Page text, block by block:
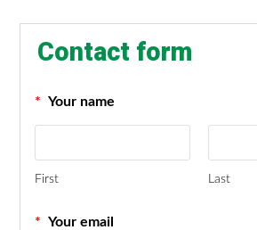
Contact form
* Your name
First Last
* Your email